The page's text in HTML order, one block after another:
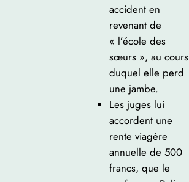
accident en
revenant de
« l’école des
sœurs », au cours
duquel elle perd
une jambe.
Les juges lui
accordent une
rente viagère
annuelle de 500
francs, que le